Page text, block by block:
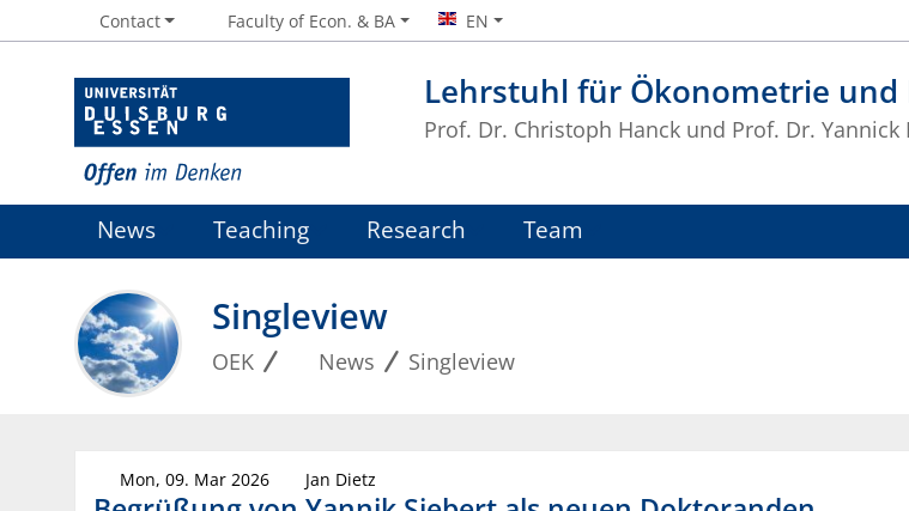
Lehrstuhl für Ökonometrie
Prof. Dr. Christoph Hanck und Prof. Dr. Yannick
Contact Faculty of Econ. & BA EN
News Teaching Research Team
Singleview
OEK News Singleview
Mon, 09. Mar 2026 Jan Dietz